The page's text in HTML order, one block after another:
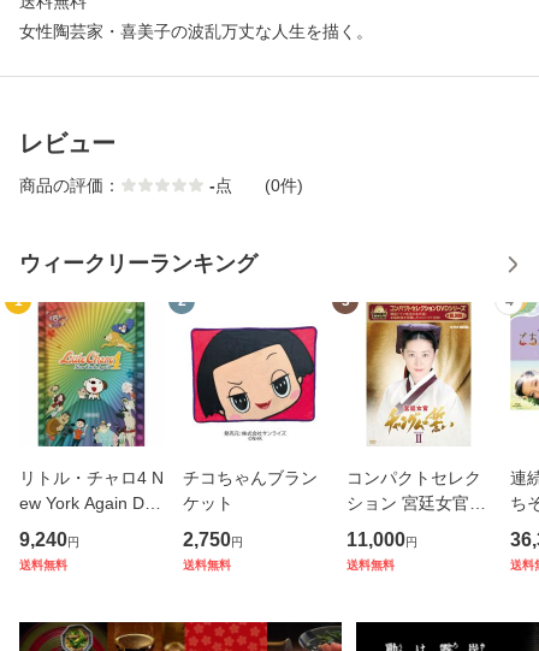
女性陶芸家・喜美子の波乱万丈な人生を描く。
レビュー
商品の評価： -点 (0件)
ウィークリーランキング
1
リトル・チャロ4 N
ew York Again DV
D-BOX 全3枚セッ
ト
9,240円
送料無料
2
チコちゃんブラン
ケット
2,750円
送料無料
3
コンパクトセレク
ション 宮廷女官チ
ャングムの誓い D
VD-BOX2 全9枚 N
11,000円
送料無料
4
連
ち
ブ
3
送料